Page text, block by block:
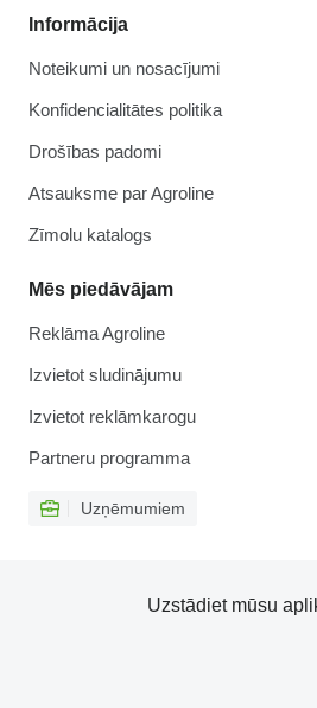
Informācija
Noteikumi un nosacījumi
Konfidencialitātes politika
Drošības padomi
Atsauksme par Agroline
Zīmolu katalogs
Mēs piedāvājam
Reklāma Agroline
Izvietot sludinājumu
Izvietot reklāmkarogu
Partneru programma
Uzņēmumiem
Uzstādiet mūsu